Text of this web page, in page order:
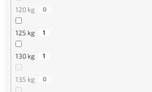
120 kg 0
125 kg 1
130 kg 1
135 kg 0